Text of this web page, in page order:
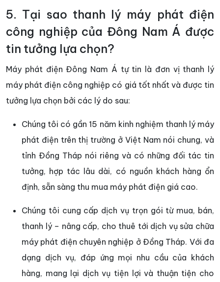
5. Tại sao thanh lý máy phát điện
công nghiệp của Đông Nam Á được
tin tưởng lựa chọn?
Máy phát điện Đông Nam Á tự tin là đơn vị thanh lý
máy phát điện công nghiệp có giá tốt nhất và được tin
tưởng lựa chọn bởi các lý do sau:
Chúng tôi có gần 15 năm kinh nghiệm thanh lý máy
phát điện trên thị trường ở Việt Nam nói chung, và
tỉnh Đồng Tháp nói riêng và có những đối tác tin
tưởng, hợp tác lâu dài, có nguồn khách hàng ổn
định, sẵn sàng thu mua máy phát điện giá cao.
Chúng tôi cung cấp dịch vụ trọn gói từ mua, bán,
thanh lý – nâng cấp, cho thuê tới dịch vụ sửa chữa
máy phát điện chuyên nghiệp ở Đồng Tháp. Với đa
dạng dịch vụ, đáp ứng mọi nhu cầu của khách
hàng, mang lại dịch vụ tiện lợi và thuận tiện cho